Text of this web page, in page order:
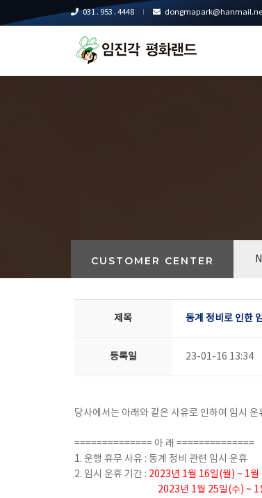
031 . 953 . 4448
CUSTOMER CENTER
제목 동계 정비로 인한
등록일 23-01-16 13:34
당사에서는 아래와 같은 사유로 인하여 임시
============== 아 래 ==============
1. 운행 휴무 사유 : 동계 정비 관련 임시 운휴
2. 임시 운휴 기간 : 2023년 1월 16일(월) ~ 1월
2023년 1월 25일(수) ~ 1